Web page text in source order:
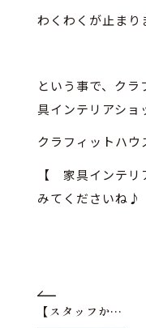
わくわくが止まり
という事で、ク
具インテリアショ
クラフィットハウ
【 家具インテ
みてくださいね♪
【スタッフからのメッセージ】 フジウチ ユウ